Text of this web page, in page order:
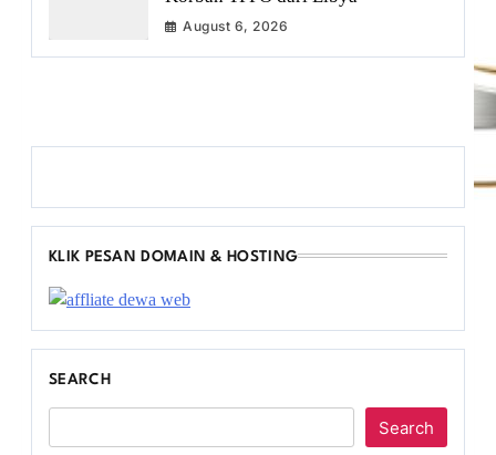
August 6, 2026
KLIK PESAN DOMAIN & HOSTING
SEARCH
Search